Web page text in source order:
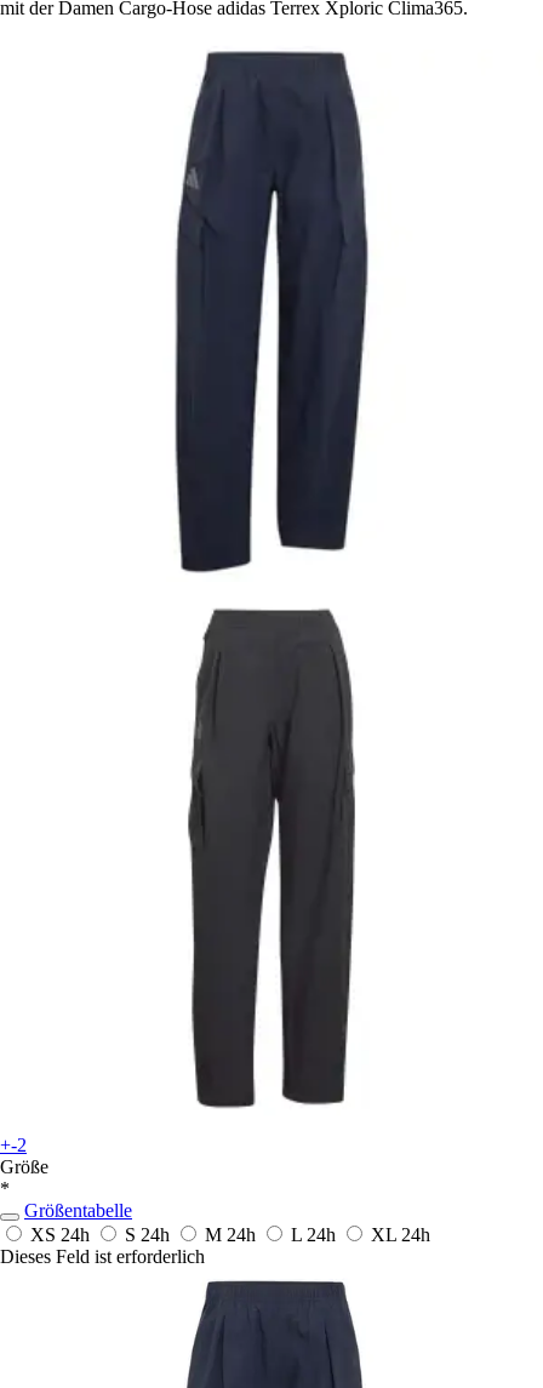
mit der Damen Cargo-Hose adidas Terrex Xploric Clima365.
+-2
Größe
*
Größentabelle
XS 24h S 24h M 24h L 24h XL 24h
Dieses Feld ist erforderlich